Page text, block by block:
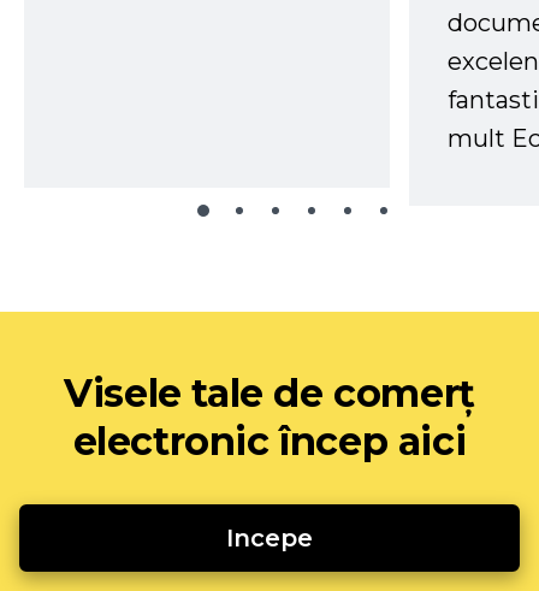
mult
Visele tale de comerț
electronic încep aici
Incepe